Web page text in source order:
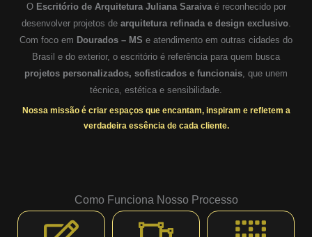
O Escritório de Arquitetura Juliana Saraivaé reconhecido por
desenvolver projetos de arquitetura refinada e design exclusivo.
Com foco em Dourados – MS e atendimento em outras cidades do
Brasil e do exterior, o escritório é referência para quem busca
projetos personalizados, sofisticados e funcionais , que unem
técnica, estética e sensibilidade.
Nossa missão é criar espaços que encantam, inspiram e refletem a
verdadeira essência de cada cliente.
Como Funciona Nosso Processo